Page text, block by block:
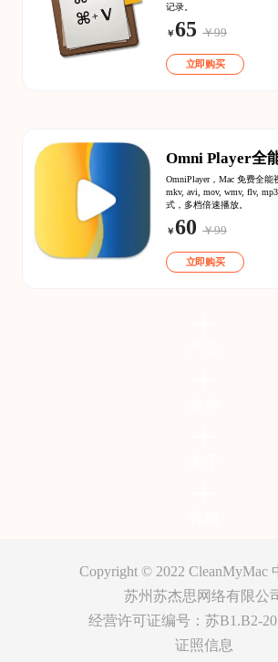
记录。
￥65 ￥99
立即购买
Omni Player全
OmniPlayer，Mac 免费全能
mkv, avi, mov, wmv, flv,
式，多档倍速播放。
￥60 ￥99
立即购买
Copyright © 2022 CleanMyMac
苏州苏杰思网络有限公
经营许可证编号：苏B1.B2-
证照信息